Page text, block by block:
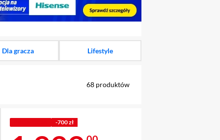
element 1 z 11
Dla gracza Lifestyle
68 produktów
-700 zł